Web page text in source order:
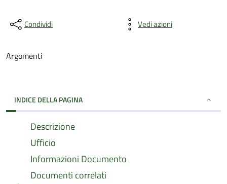
Condividi Vedi azioni
Argomenti
INDICE DELLA PAGINA
Descrizione
Ufficio
Informazioni Documento
Documenti correlati